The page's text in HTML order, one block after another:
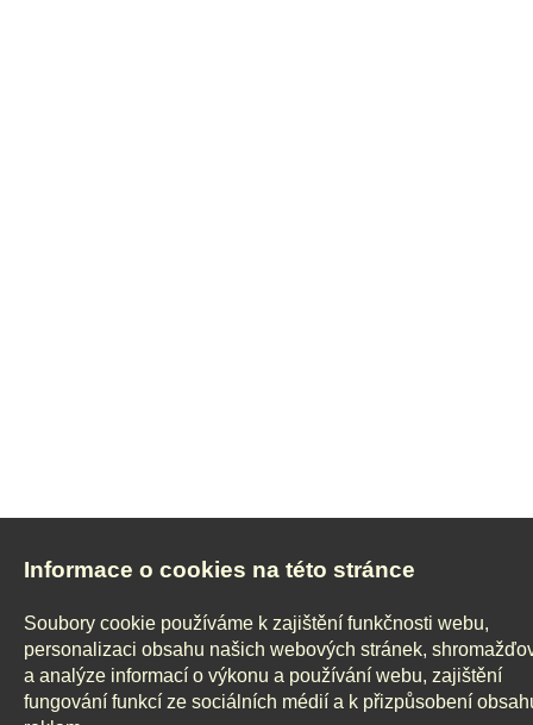
Informace o cookies na této stránce
Soubory cookie používáme k zajištění funkčnosti webu,
personalizaci obsahu našich webových stránek,
a analýze informací o výkonu a používání webu, zajištění
fungování funkcí ze sociálních médií a k přizpůsobení